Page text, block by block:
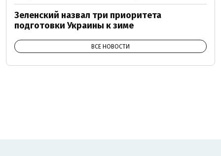
Зеленский назвал три приоритета
подготовки Украины к зиме
ВСЕ НОВОСТИ